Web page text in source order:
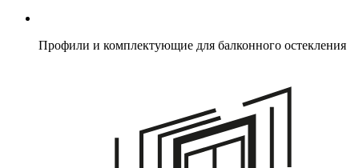
Профили и комплектующие для балконного остекления